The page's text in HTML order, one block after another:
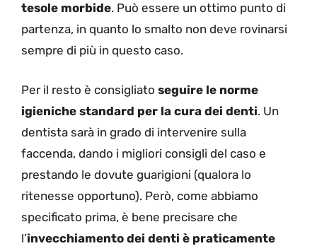
tesole morbide. Può essere un ottimo punto di
partenza, in quanto lo smalto non deve rovinarsi
sempre di più in questo caso.
Per il resto è consigliato seguire le norme
igieniche standard per la cura dei denti. Un
dentista sarà in grado di intervenire sulla
faccenda, dando i migliori consigli del caso e
prestando le dovute guarigioni (qualora lo
ritenesse opportuno). Però, come abbiamo
specificato prima, è bene precisare che
l’invecchiamento dei denti è praticamente